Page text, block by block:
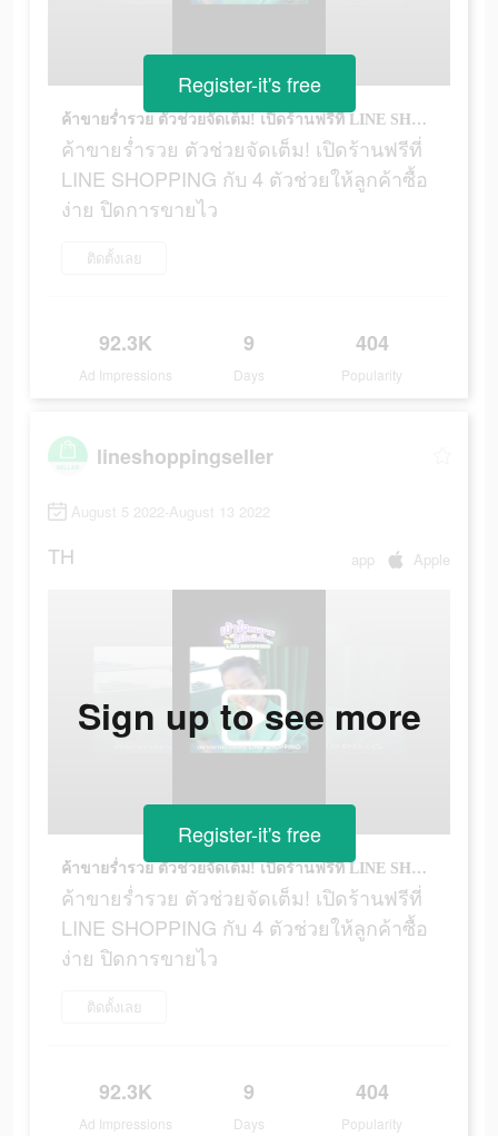
ค้าขายร่ำรวย ตัวช่วยจัดเต็ม! เปิดร้านฟรีที่ LINE SHOPPING กับ 4 ตัวช่วยให้ลูกค้าซื้อง่าย ปิดการขายไว
ค้าขายร่ำรวย ตัวช่วยจัดเต็ม! เปิดร้านฟรีที่
LINE SHOPPING กับ 4 ตัวช่วยให้ลูกค้าซื้อ
ง่าย ปิดการขายไว
ติดตั้งเลย
92.3K
Ad Impressions
9
Days
404
Popularity
Register-it's free
lineshoppingseller
August 5 2022-August 13 2022
TH app Apple
ค้าขายร่ำรวย ตัวช่วยจัดเต็ม! เปิดร้านฟรีที่ LINE SHOPPING กับ 4 ตัวช่วยให้ลูกค้าซื้อง่าย ปิดการขายไว
ค้าขายร่ำรวย ตัวช่วยจัดเต็ม! เปิดร้านฟรีที่
LINE SHOPPING กับ 4 ตัวช่วยให้ลูกค้าซื้อ
ง่าย ปิดการขายไว
ติดตั้งเลย
92.3K
Ad Impressions
9
Days
404
Popularity
Sign up to see more
Register-it's free